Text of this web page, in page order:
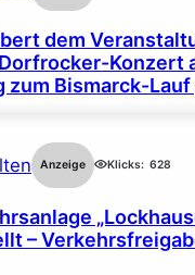
dem
Konzert
zum Bismarck-
Anzeige Klicks: 628
–